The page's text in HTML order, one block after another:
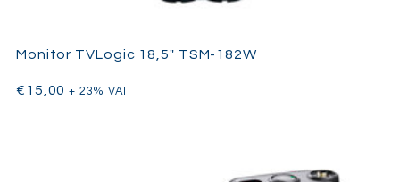
Monitor TVLogic 18,5″ TSM-182W
€ 15,00 + 23% VAT